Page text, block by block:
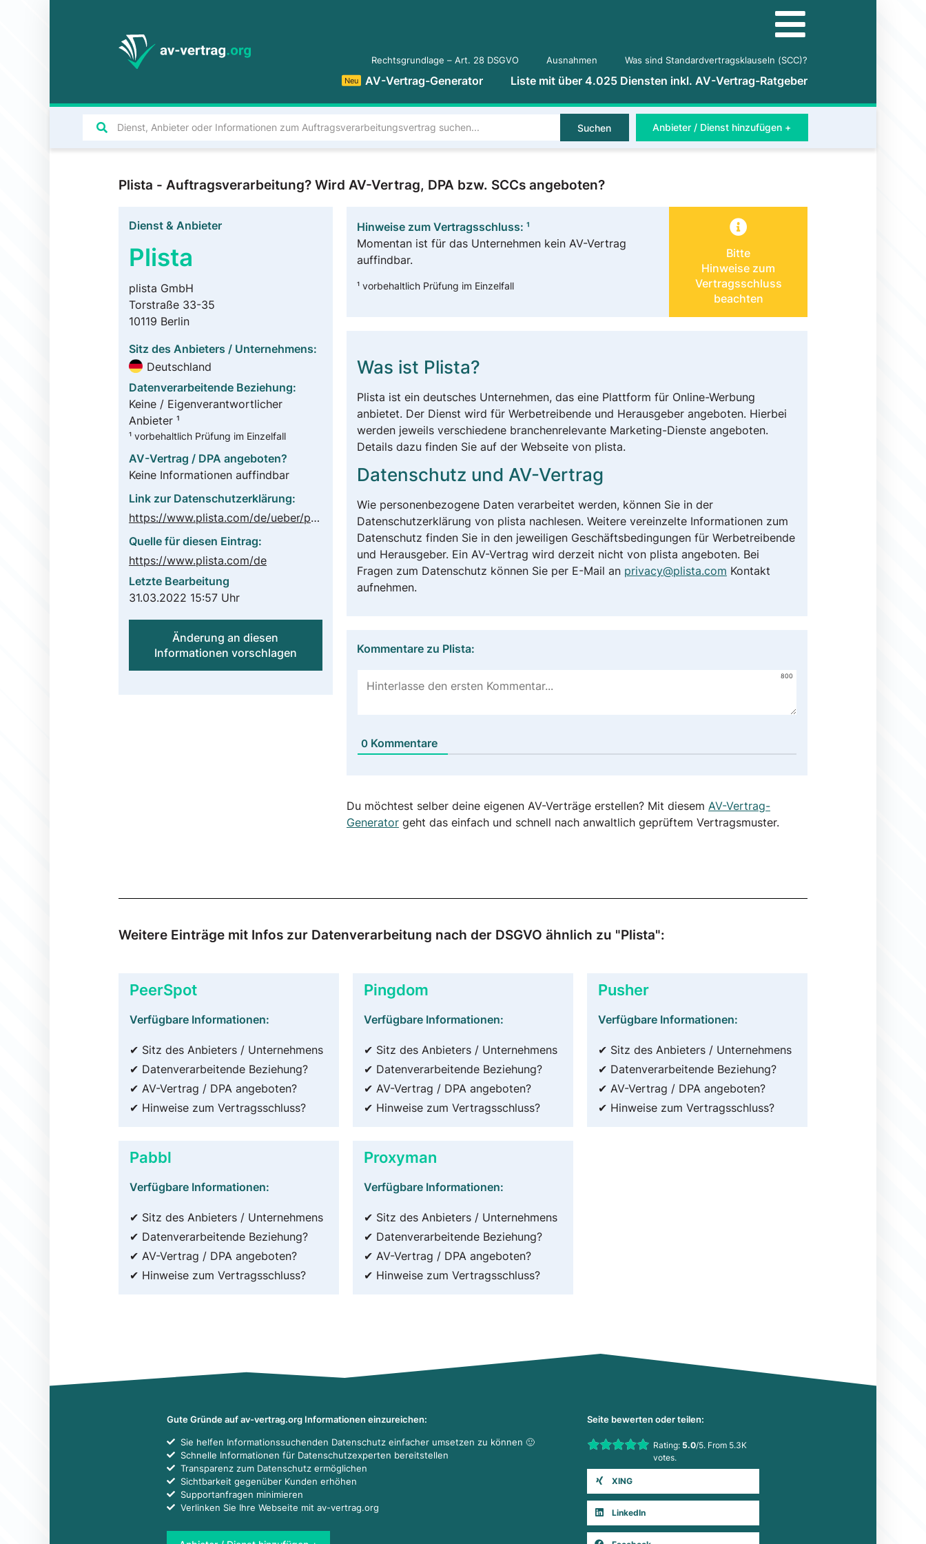
Rechtsgrundlage – Art. 28 DSGVO Ausnahmen Was sind Standardvertragsklauseln (SCC)?
Neu AV-Vertrag-Generator Liste mit über 4.025 Diensten inkl. AV-Vertrag-Ratgeber
Suchen Anbieter / Dienst hinzufügen +
Plista - Auftragsverarbeitung? Wird AV-Vertrag, DPA bzw. SCCs angeboten?
Dienst & Anbieter
Plista
plista GmbH
Torstraße 33-35
10119 Berlin
Sitz des Anbieters / Unternehmens:
Deutschland
Datenverarbeitende Beziehung:
Keine / Eigenverantwortlicher
Anbieter ¹
¹ vorbehaltlich Prüfung im Einzelfall
AV-Vertrag / DPA angeboten?
Keine Informationen auffindbar
Link zur Datenschutzerklärung:
https://www.plista.com/de/ueber/privacy
Quelle für diesen Eintrag:
https://www.plista.com/de
Letzte Bearbeitung
31.03.2022 15:57 Uhr
Änderung an diesen
Informationen vorschlagen
Hinweise zum Vertragsschluss: ¹
Momentan ist für das Unternehmen kein AV-Vertrag
auffindbar.
¹ vorbehaltlich Prüfung im Einzelfall
Bitte
Hinweise zum
Vertragsschluss
beachten
Was ist Plista?
Plista ist ein deutsches Unternehmen, das eine Plattform für Online-Werbung
anbietet. Der Dienst wird für Werbetreibende und Herausgeber angeboten. Hierbei
werden jeweils verschiedene branchenrelevante Marketing-Dienste angeboten.
Details dazu finden Sie auf der Webseite von plista.
Datenschutz und AV-Vertrag
Wie personenbezogene Daten verarbeitet werden, können Sie in der
Datenschutzerklärung von plista nachlesen. Weitere vereinzelte Informationen zum
Datenschutz finden Sie in den jeweiligen Geschäftsbedingungen für Werbetreibende
und Herausgeber. Ein AV-Vertrag wird derzeit nicht von plista angeboten. Bei
Fragen zum Datenschutz können Sie per E-Mail an privacy@plista.com Kontakt
aufnehmen.
Kommentare zu Plista:
800
0Kommentare
Du möchtest selber deine eigenen AV-Verträge erstellen? Mit diesem AV-Vertrag-
Generatorgeht das einfach und schnell nach anwaltlich geprüftem Vertragsmuster.
Weitere Einträge mit Infos zur Datenverarbeitung nach der DSGVO ähnlich zu "Plista":
PeerSpot
Verfügbare Informationen:
✔ Sitz des Anbieters / Unternehmens
✔ Datenverarbeitende Beziehung?
✔ AV-Vertrag / DPA angeboten?
✔ Hinweise zum Vertragsschluss?
Pingdom
Verfügbare Informationen:
✔ Sitz des Anbieters / Unternehmens
✔ Datenverarbeitende Beziehung?
✔ AV-Vertrag / DPA angeboten?
✔ Hinweise zum Vertragsschluss?
Pusher
Verfügbare Informationen:
✔ Sitz des Anbieters / Unternehmens
✔ Datenverarbeitende Beziehung?
✔ AV-Vertrag / DPA angeboten?
✔ Hinweise zum Vertragsschluss?
Pabbl
Verfügbare Informationen:
✔ Sitz des Anbieters / Unternehmens
✔ Datenverarbeitende Beziehung?
✔ AV-Vertrag / DPA angeboten?
✔ Hinweise zum Vertragsschluss?
Proxyman
Verfügbare Informationen:
✔ Sitz des Anbieters / Unternehmens
✔ Datenverarbeitende Beziehung?
✔ AV-Vertrag / DPA angeboten?
✔ Hinweise zum Vertragsschluss?
Gute Gründe auf av-vertrag.org Informationen einzureichen:
Sie helfen Informationssuchenden Datenschutz einfacher umsetzen zu können 🙂
Schnelle Informationen für Datenschutzexperten bereitstellen
Transparenz zum Datenschutz ermöglichen
Sichtbarkeit gegenüber Kunden erhöhen
Supportanfragen minimieren
Verlinken Sie Ihre Webseite mit av-vertrag.org
Seite bewerten oder teilen:
Rate this item:
Submit Rating
Rating: 5.0/5. From 5.3K
votes.
XING
LinkedIn